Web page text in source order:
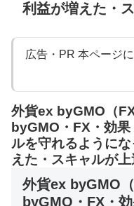
利益が増えた・
広告・PR 本ページ
外貨ex byGMO（
byGMO・FX・効
ルを守れるように
えた・スキャルが
外貨ex byGMO
byGMO・FX・